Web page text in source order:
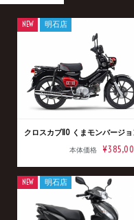
クロスカブ110 くまモンバージ
本体価格
NEW 明石店
NEW 明石店